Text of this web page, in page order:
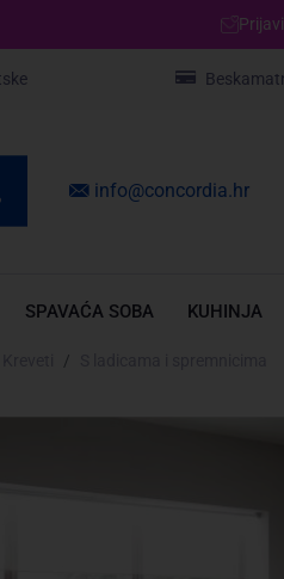
info@concordia.hr
SPAVAĆA SOBA KUHINJA